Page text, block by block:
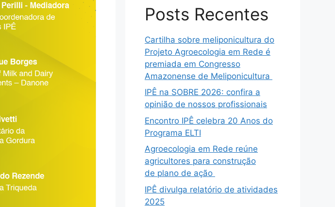
Posts Recentes
Cartilha sobre meliponicultura do
Projeto Agroecologia em Rede é
premiada em Congresso
Amazonense de Meliponicultura
IPÊ na SOBRE 2026: confira a
opinião de nossos profissionais
Encontro IPÊ celebra 20 Anos do
Programa ELTI
Agroecologia em Rede reúne
agricultores para construção
de plano de ação
IPÊ divulga relatório de atividades
2025